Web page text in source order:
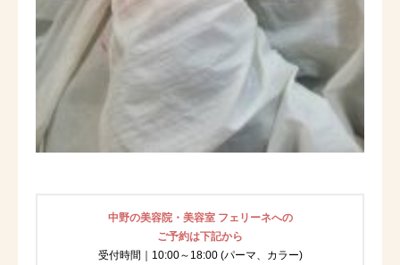
中野の美容院・美容室 フェリーネへの
ご予約は下記から
受付時間｜10:00～18:00 (パーマ、カラー)